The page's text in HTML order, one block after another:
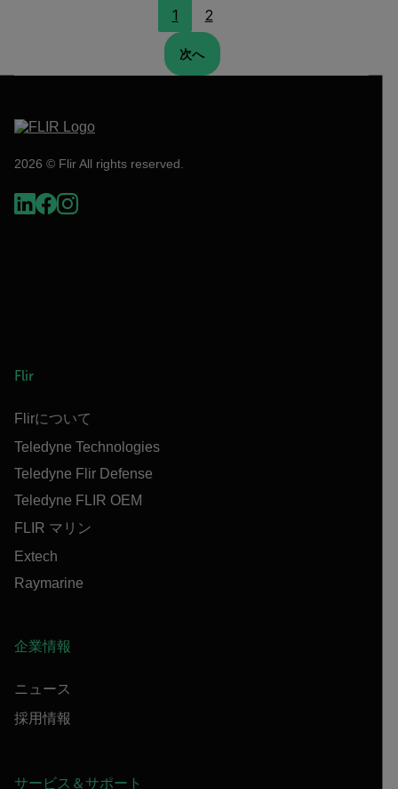
1 2
次へ
2026 © Flir All rights reserved.
Flir
Flirについて
Teledyne Technologies
Teledyne Flir Defense
Teledyne FLIR OEM
FLIR マリン
Extech
Raymarine
企業情報
ニュース
採用情報
サービス＆サポート